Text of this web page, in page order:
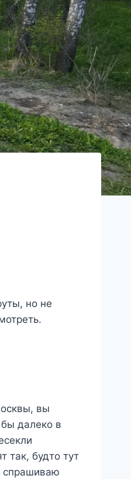
но не
вы
далеко в
так, будто тут
спрашиваю